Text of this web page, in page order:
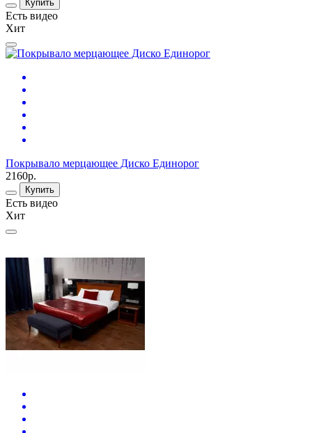
Купить
Есть видео
Хит
Покрывало мерцающее Диско Единорог
2160р.
Купить
Есть видео
Хит